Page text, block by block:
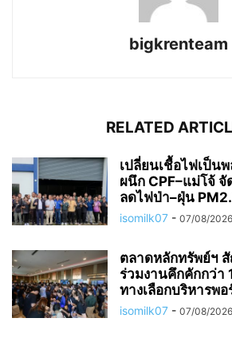
bigkrenteam
RELATED
เปลี่ยนเชื้อไฟเป็น
ผนึก CPF–แม่โจ้
ลดไฟป่า–ฝุ่น
isomilk07 - 07/08/2026
ตลาดหลักทรัพย์ฯ
ร่วมงานคึกคักกว่า
ทางเลือกบริหารพ
isomilk07 - 07/08/2026